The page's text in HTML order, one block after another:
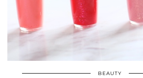
BEAUTY